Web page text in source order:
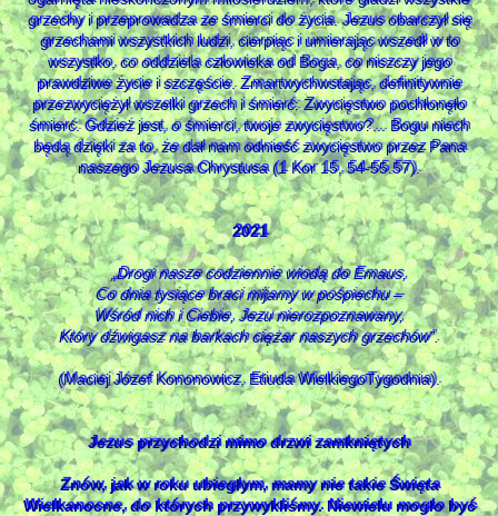
grzechy i przeprowadza ze śmierci do życia. Jezus obarczył się
grzechami wszystkich ludzi, cierpiąc i umierając wszedł w to
wszystko, co oddziela człowieka od Boga, co niszczy jego
prawdziwe życie i szczęście. Zmartwychwstając, definitywnie
przezwyciężył wszelki grzech i śmierć: Zwycięstwo pochłonęło
śmierć. Gdzież jest, o śmierci, twoje zwycięstwo?... Bogu niech
będą dzięki za to, że dał nam odnieść zwycięstwo przez Pana
naszego Jezusa Chrystusa (1 Kor 15, 54-55.57).
2021
„Drogi nasze codziennie wiodą do Emaus,
Co dnia tysiące braci mijamy w pośpiechu –
Wśród nich i Ciebie, Jezu nierozpoznawany,
Który dźwigasz na barkach ciężar naszych grzechów”.
(Maciej Józef Kononowicz, Etiuda WielkiegoTygodnia).
Jezus przychodzi mimo drzwi zamkniętych
Znów, jak w roku ubiegłym, mamy nie takie Święta
Wielkanocne, do których przywykliśmy. Niewielu mogło być